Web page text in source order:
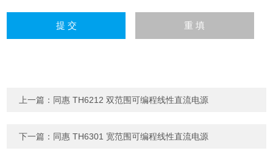
上一篇： 同惠 TH6212 双范围可编程线性直流电源
下一篇： 同惠 TH6301 宽范围可编程线性直流电源